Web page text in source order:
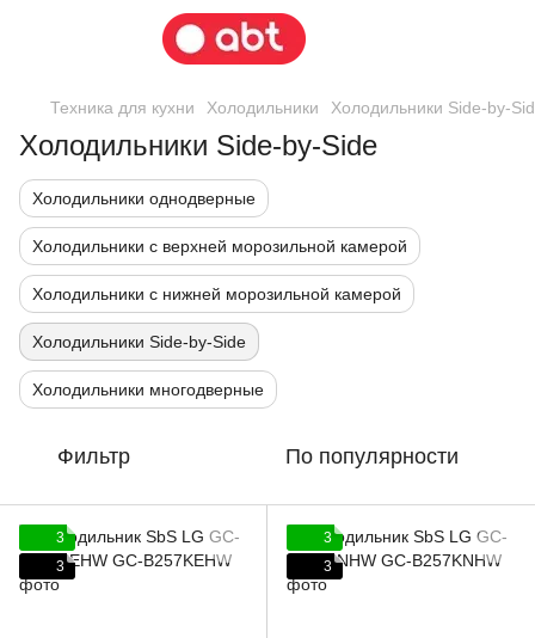
Техника для кухни Холодильники Холодильники Side-by-
Холодильники Side-by-Side
Холодильники однодверные
Холодильники с верхней морозильной камерой
Холодильники с нижней морозильной камерой
Холодильники Side-by-Side
Холодильники многодверные
Фильтр По популярности
3
3
3
3